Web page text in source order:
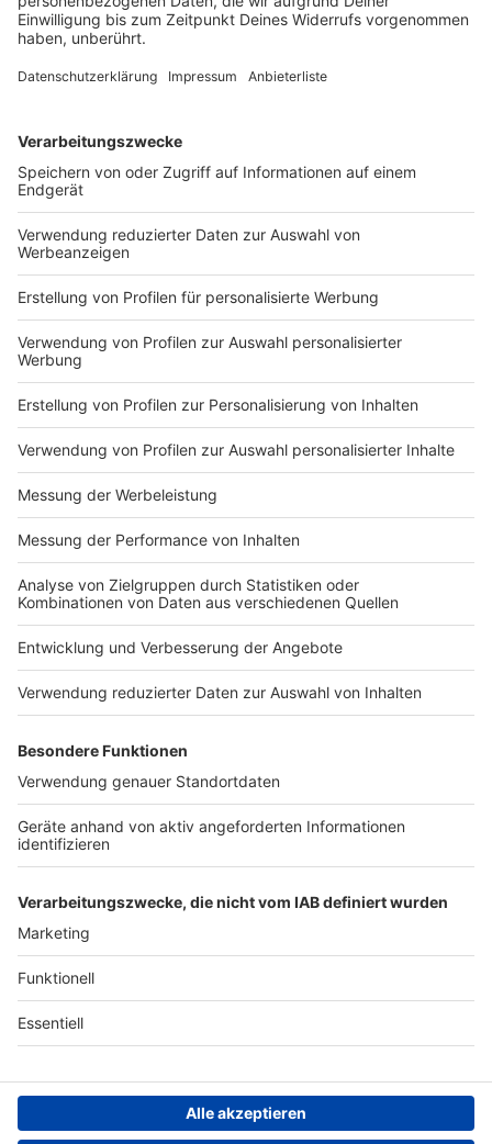
An einer Schule nahe Bangkok fallen Schüsse.
Mindestens sieben Menschen sterben, weitere werden
zuvor auch seine Großeltern getötet?
DEINE GEMERKTEN ARTIKEL
Du hast dir noch keine Artikel gemerkt
Markiere sie hierfür mit einem
Impressum
Nutzungsbedingungen
Jobs
Presse
Werben
Archiv
ANTENNE BAYERN GROUP
Stiftung ANTENNE BAYERN
hilft
Teilnahmebedingungen
Grounding Page ANTENNE
BAYERN
Kontakt
Studio-Hotline
Verkehrs-Hotline
Datenschutz­erklärung
einstellungen
Newsletter